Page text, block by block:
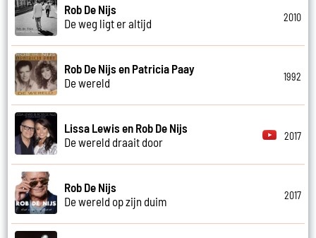
Rob De Nijs
De weg ligt er altijd
2010
Rob De Nijs en Patricia Paay
De wereld
1992
Lissa Lewis en Rob De Nijs
De wereld draait door
2017
Rob De Nijs
De wereld op zijn duim
2017